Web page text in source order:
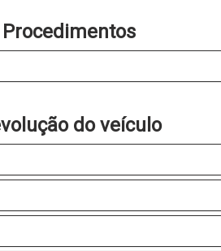
Procedimentos
do veículo